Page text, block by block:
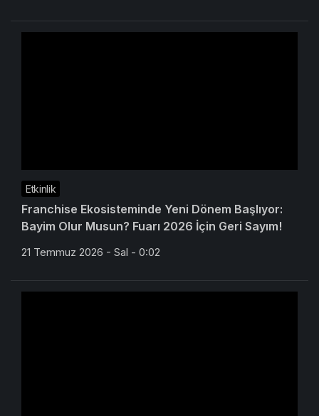
Etkinlik
Franchise Ekosisteminde Yeni Dönem Başlıyor:
Bayim Olur Musun? Fuarı 2026 İçin Geri Sayım!
21 Temmuz 2026 - Sal - 0:02